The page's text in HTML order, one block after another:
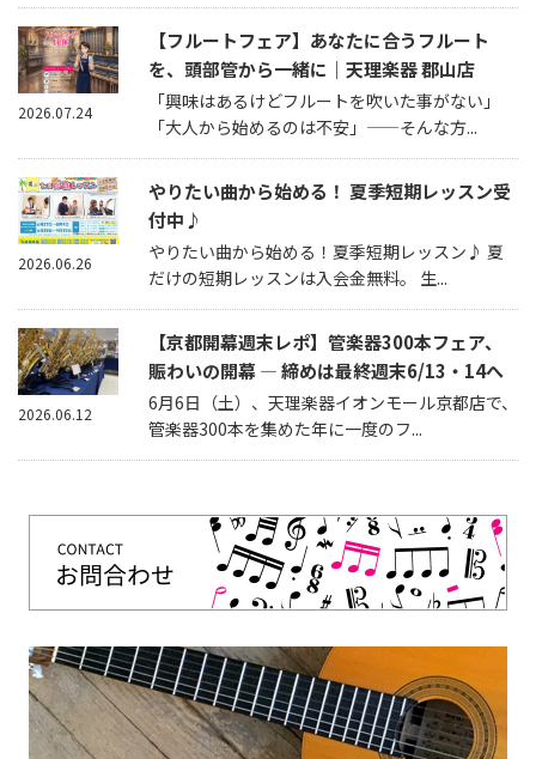
【フルートフェア】あなたに合うフルート
を、頭部管から一緒に｜天理楽器 郡山店
「興味はあるけどフルートを吹いた事がない」
「大人から始めるのは不安」——そんな方...
2026.07.24
やりたい曲から始める！ 夏季短期レッスン受
付中♪
やりたい曲から始める！夏季短期レッスン♪ 夏
だけの短期レッスンは入会金無料。 生...
2026.06.26
【京都開幕週末レポ】管楽器300本フェア、
賑わいの開幕 — 締めは最終週末6/13・14へ
6月6日（土）、天理楽器イオンモール京都店で、
管楽器300本を集めた年に一度のフ...
2026.06.12